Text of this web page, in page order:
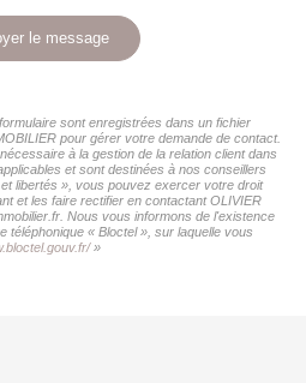
le message
sont enregistrées dans un fichier
pour gérer votre demande de contact.
à la gestion de la relation client dans
et sont destinées à nos conseillers
libertés », vous pouvez exercer votre droit
et les faire rectifier en contactant OLIVIER
Nous vous informons de l'existence
téléphonique « Bloctel », sur laquelle vous
»